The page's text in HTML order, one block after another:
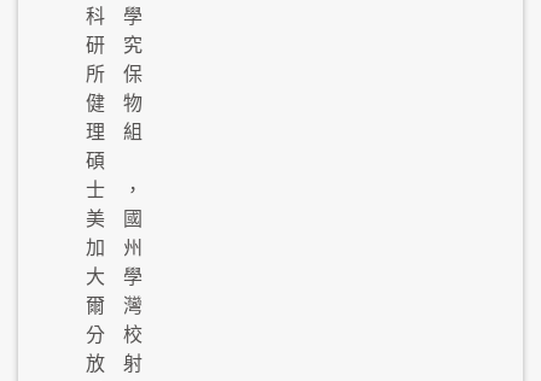
科學
研究
所保
健物
理組
碩
士，
美國
加州
大學
爾灣
分校
放射